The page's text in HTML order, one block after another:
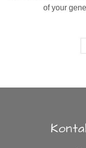
of your